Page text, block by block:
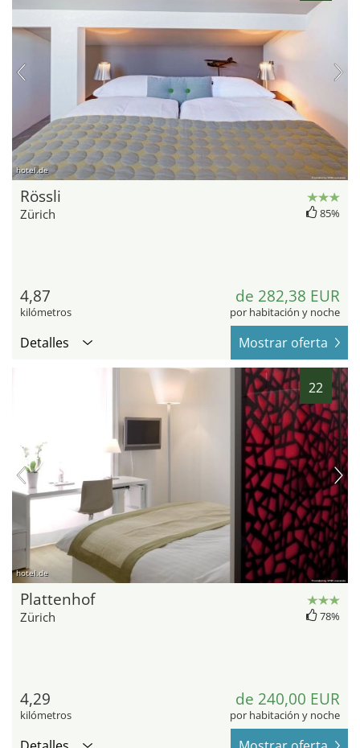
hotel.de
Rössli
Zürich 85%
4,87
kilómetros
de 282,38 EUR
por habitación y noche
Detalles Mostrar oferta
22
hotel.de
Plattenhof
Zürich 78%
4,29
kilómetros
de 240,00 EUR
por habitación y noche